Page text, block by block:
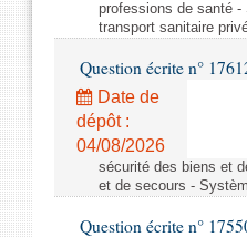
professions de santé -
transport sanitaire
Question écrite n°
Date de
dépôt :
04/08/2026
sécurité des biens et
et de secours -
Question écrite n°